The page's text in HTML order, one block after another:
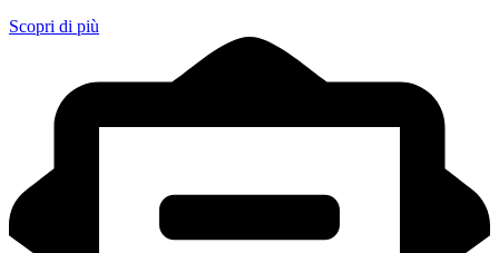
Scopri di più